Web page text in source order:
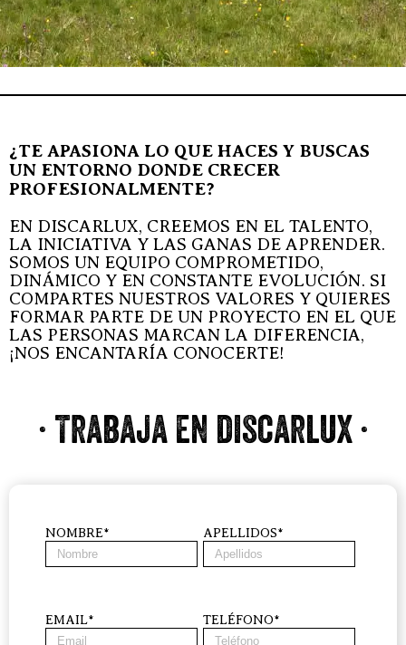
¿TE APASIONA LO QUE HACES Y BUSCAS
UN ENTORNO DONDE CRECER
PROFESIONALMENTE?
EN DISCARLUX, CREEMOS EN EL TALENTO,
LA INICIATIVA Y LAS GANAS DE APRENDER.
SOMOS UN EQUIPO COMPROMETIDO,
DINÁMICO Y EN CONSTANTE EVOLUCIÓN. SI
COMPARTES NUESTROS VALORES Y QUIERES
FORMAR PARTE DE UN PROYECTO EN EL QUE
LAS PERSONAS MARCAN LA DIFERENCIA,
¡NOS ENCANTARÍA CONOCERTE!
· Trabaja en discarlux ·
NOMBRE* APELLIDOS*
EMAIL* TELÉFONO*